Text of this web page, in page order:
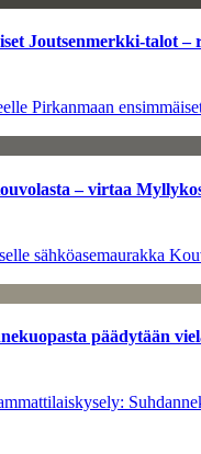
Joutsenmerkki-talot
Pirkanmaan
– virtaa
sähköasemaurakka
päädytään